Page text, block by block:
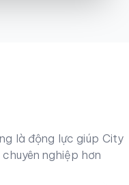
là động lực giúp City
nghiệp hơn